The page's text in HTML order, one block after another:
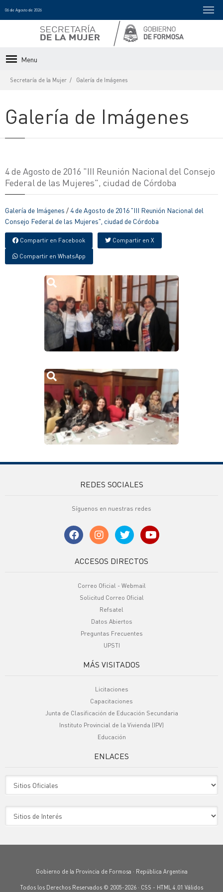
06 de Agosto de 2026
Menu
Secretaría de la Mujer Galería de Imágenes
Galería de Imágenes
4 de Agosto de 2016 "III Reunión Nacional del Consejo
Federal de las Mujeres", ciudad de Córdoba
Galería de Imágenes / 4 de Agosto de 2016 "III Reunión Nacional del
Consejo Federal de las Mujeres", ciudad de Córdoba
Compartir en Facebook Compartir en X
Compartir en WhatsApp
REDES SOCIALES
Síguenos en nuestras redes
ACCESOS DIRECTOS
Correo Oficial - Webmail
Solicitud Correo Oficial
Refsatel
Datos Abiertos
Preguntas Frecuentes
UPSTI
MÁS VISITADOS
Licitaciones
Capacitaciones
Junta de Clasificación de Educación Secundaria
Instituto Provincial de la Vivienda (IPV)
Educación
ENLACES
Gobierno de la Provincia de Formosa · República Argentina
Todos los Derechos Reservados © 2005-2026 · CSS - HTML 4.01 Válidos